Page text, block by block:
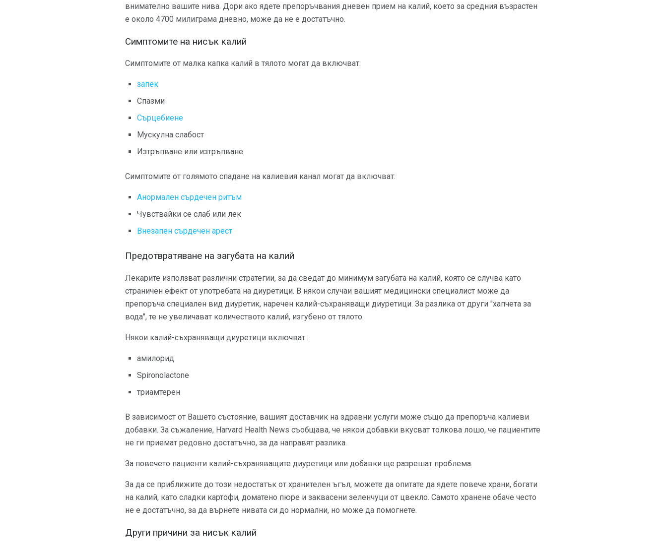
внимателно вашите нива. Дори ако ядете препоръчвания дневен прием на калий, което за средния възрастен
е около 4700 милиграма дневно, може да не е достатъчно.
Симптомите на нисък калий
Симптомите от малка капка калий в тялото могат да включват:
запек
Спазми
Сърцебиене
Мускулна слабост
Изтръпване или изтръпване
Симптомите от голямото спадане на калиевия канал могат да включват:
Анормален сърдечен ритъм
Чувствайки се слаб или лек
Внезапен сърдечен арест
Предотвратяване на загубата на калий
Лекарите използват различни стратегии, за да сведат до минимум загубата на калий, която се случва като
страничен ефект от употребата на диуретици. В някои случаи вашият медицински специалист може да
препоръча специален вид диуретик, наречен калий-съхраняващи диуретици. За разлика от други "хапчета за
вода", те не увеличават количеството калий, изгубено от тялото.
Някои калий-съхраняващи диуретици включват:
амилорид
Spironolactone
триамтерен
В зависимост от Вашето състояние, вашият доставчик на здравни услуги може също да препоръча калиеви
добавки. За съжаление, Harvard Health News съобщава, че някои добавки вкусват толкова лошо, че пациентите
не ги приемат редовно достатъчно, за да направят разлика.
За повечето пациенти калий-съхраняващите диуретици или добавки ще разрешат проблема.
За да се приближите до този недостатък от хранителен ъгъл, можете да опитате да ядете повече храни, богати
на калий, като сладки картофи, доматено пюре и заквасени зеленчуци от цвекло. Самото хранене обаче често
не е достатъчно, за да върнете нивата си до нормални, но може да помогнете.
Други причини за нисък калий